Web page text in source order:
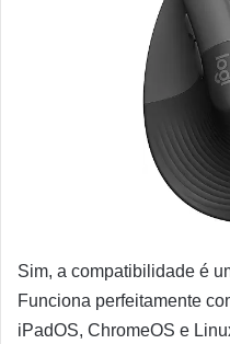
Sim, a compatibilidade é
Funciona perfeitamente
iPadOS, ChromeOS e